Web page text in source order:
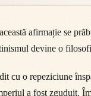
afirmație se
devine o
cu o repeziciune
a fost zguduit.